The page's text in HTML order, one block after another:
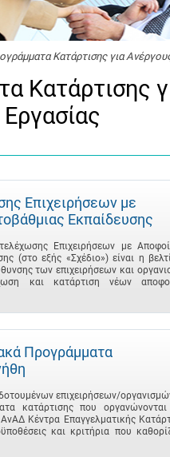
Κατάρτισης για
Κατάρτισης
Επιχειρήσεων με
Εκπαίδευσης
Επιχειρήσεων με
(στο εξής «Σχέδιο») είναι η
των επιχειρήσεων και
και κατάρτιση νέων
Προγράμματα
επιχειρήσεων/
κατάρτισης που
Κέντρα Επαγγελματικής
και κριτήρια που